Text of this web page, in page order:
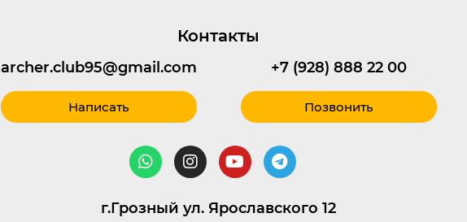
Контакты
archer.club95@gmail.com
Написать
+7 (928) 888 22 00
Позвонить
г.Грозный ул. Ярославского 12